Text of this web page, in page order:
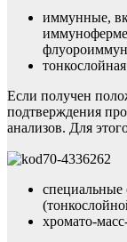
иммунные,
Если получен
подтверждения
анализов. Для
специальные
хромато-